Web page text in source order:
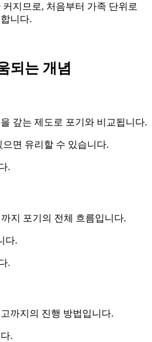
지므로, 처음부터 가족 단위로
니다.
되는 개념
갚는 제도로 포기와 비교됩니다.
면 유리할 수 있습니다.
.
지 포기의 전체 흐름입니다.
다.
.
까지의 진행 방법입니다.
.